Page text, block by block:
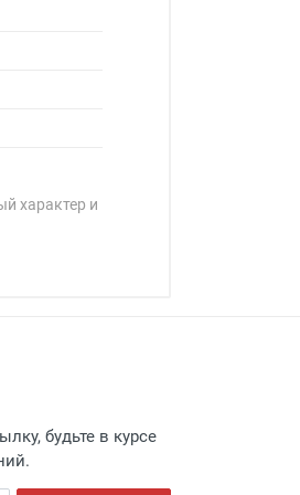
характер и
товара.
будьте в курсе